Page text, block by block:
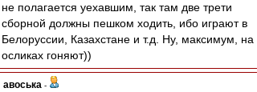
не полагается уехавшим, так там две трети
сборной должны пешком ходить, ибо играют в
Белоруссии, Казахстане и т.д. Ну, максимум, на
осликах гоняют))
авоська -